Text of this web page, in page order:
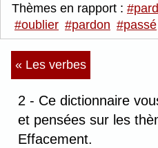
Thèmes en rapport :
#oublier #pardon #passé
« Les verbes
2 - Ce dictionnaire
et pensées sur les
Effacement.